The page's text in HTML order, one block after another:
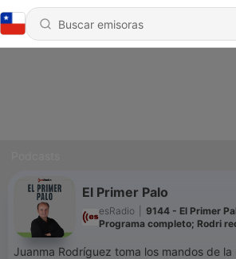
El Primer Palo
esRadio
9144 - El Primer
Programa completo; Rodri
Juanma Rodríguez toma los mandos de la